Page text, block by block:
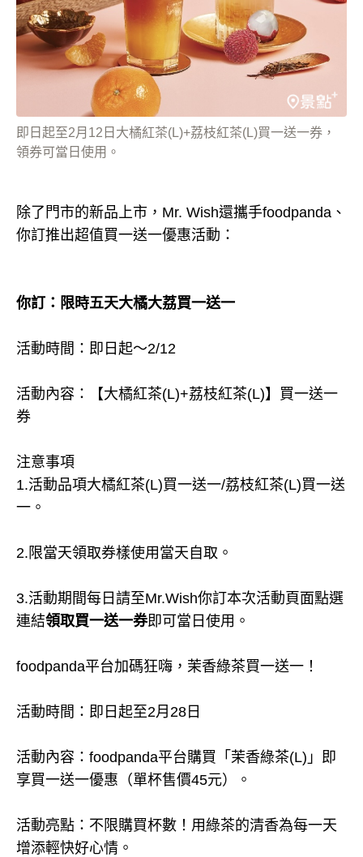
即日起至2月12日大橘紅茶(L)+荔枝紅茶(L)買一送一券，
領券可當日使用。
除了門市的新品上市，Mr. Wish還攜手foodpanda、
你訂推出超值買一送一優惠活動：
你訂：限時五天大橘大荔買一送一
活動時間：即日起～2/12
活動內容：【大橘紅茶(L)+荔枝紅茶(L)】買一送一
券
注意事項
1.活動品項大橘紅茶(L)買一送一/荔枝紅茶(L)買一送
一。
2.限當天領取券樣使用當天自取。
3.活動期間每日請至Mr.Wish你訂本次活動頁面點選
連結領取買一送一券即可當日使用。
foodpanda平台加碼狂嗨，茉香綠茶買一送一！
活動時間：即日起至2月28日
活動內容：foodpanda平台購買「茉香綠茶(L)」即
享買一送一優惠（單杯售價45元）。
活動亮點：不限購買杯數！用綠茶的清香為每一天
增添輕快好心情。